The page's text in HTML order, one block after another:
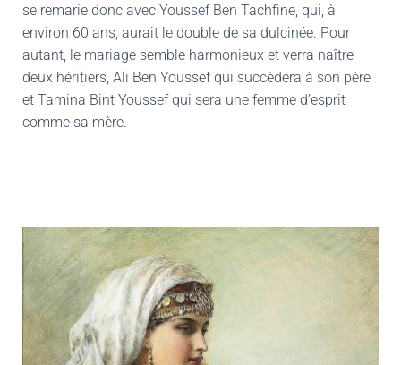
se remarie donc avec Youssef Ben Tachfine, qui, à
environ 60 ans, aurait le double de sa dulcinée. Pour
autant, le mariage semble harmonieux et verra naître
deux héritiers, Ali Ben Youssef qui succèdera à son père
et Tamina Bint Youssef qui sera une femme d’esprit
comme sa mère.